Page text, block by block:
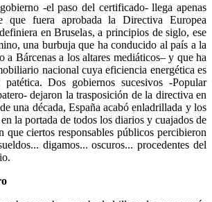
-el paso del certificado- llega apenas
que fuera aprobada la Directiva Europea
en Bruselas, a principios de siglo, ese
una burbuja que ha conducido al país a la
a Bárcenas a los altares mediáticos– y que ha
nacional cuya eficiencia energética es
Dos gobiernos sucesivos -Popular
dejaron la trasposición de la directiva en
una década, España acabó enladrillada y los
la portada de todos los diarios y cuajados de
que ciertos responsables públicos percibieron
digamos... oscuros... procedentes del